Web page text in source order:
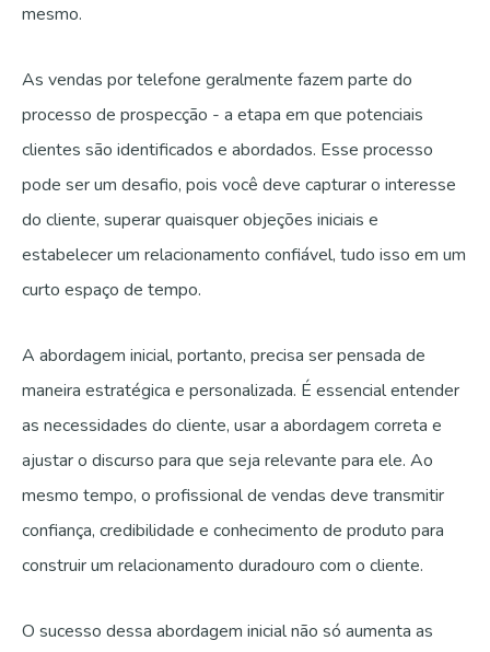
mesmo.
As vendas por telefone geralmente fazem parte do
processo de prospecção - a etapa em que potenciais
clientes são identificados e abordados. Esse processo
pode ser um desafio, pois você deve capturar o interesse
do cliente, superar quaisquer objeções iniciais e
estabelecer um relacionamento confiável, tudo isso em um
curto espaço de tempo.
A abordagem inicial, portanto, precisa ser pensada de
maneira estratégica e personalizada. É essencial entender
as necessidades do cliente, usar a abordagem correta e
ajustar o discurso para que seja relevante para ele. Ao
mesmo tempo, o profissional de vendas deve transmitir
confiança, credibilidade e conhecimento de produto para
construir um relacionamento duradouro com o cliente.
O sucesso dessa abordagem inicial não só aumenta as